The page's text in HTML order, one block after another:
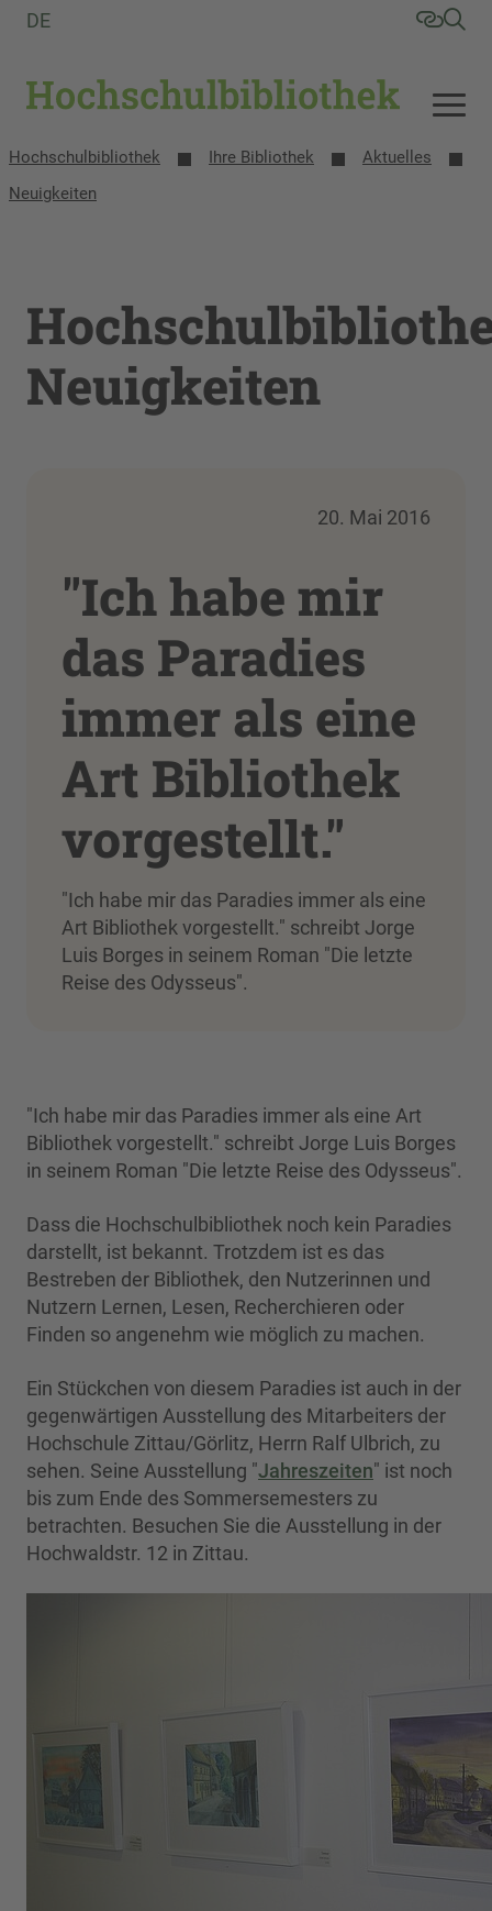
DE
Hochschulbibliothek Ihre Bibliothek
Aktuelles
Neuigkeiten
Neuigkeiten
20. Mai 2016
"Ich habe mir
das Paradies
immer als eine
Art Bibliothek
vorgestellt."
"Ich habe mir das Paradies immer als eine
Art Bibliothek vorgestellt." schreibt Jorge
Luis Borges in seinem Roman "Die letzte
Reise des Odysseus".
"Ich habe mir das Paradies immer als eine Art
Bibliothek vorgestellt." schreibt Jorge Luis Borges
in seinem Roman "Die letzte Reise des Odysseus".
Dass die Hochschulbibliothek noch kein Paradies
darstellt, ist bekannt. Trotzdem ist es das
Bestreben der Bibliothek, den Nutzerinnen und
Nutzern Lernen, Lesen, Recherchieren oder
Finden so angenehm wie möglich zu machen.
Ein Stückchen von diesem Paradies ist auch in der
gegenwärtigen Ausstellung des Mitarbeiters der
Hochschule Zittau/Görlitz, Herrn Ralf Ulbrich, zu
sehen. Seine Ausstellung "Jahreszeiten" ist noch
bis zum Ende des Sommersemesters zu
betrachten. Besuchen Sie die Ausstellung in der
Hochwaldstr. 12 in Zittau.